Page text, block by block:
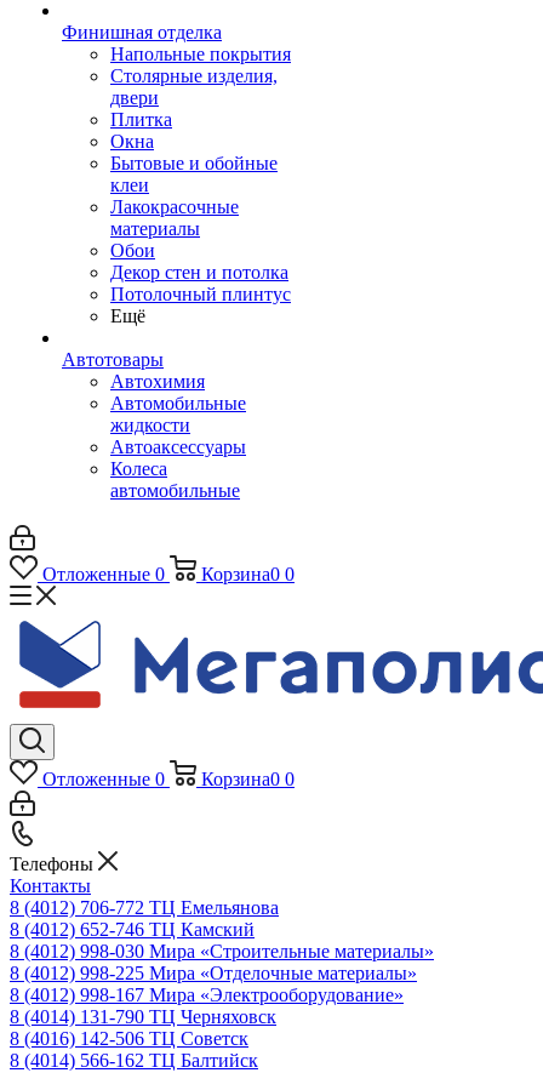
Финишная отделка
Напольные покрытия
Столярные изделия,
двери
Плитка
Окна
Бытовые и обойные
клеи
Лакокрасочные
материалы
Обои
Декор стен и потолка
Потолочный плинтус
Ещё
Автотовары
Автохимия
Автомобильные
жидкости
Автоаксессуары
Колеса
автомобильные
Отложенные 0 Корзина0 0
Отложенные 0 Корзина0 0
Телефоны
Контакты
8 (4012) 706-772 ТЦ Емельянова
8 (4012) 652-746 ТЦ Камский
8 (4012) 998-030 Мира «Строительные материалы»
8 (4012) 998-225 Мира «Отделочные материалы»
8 (4012) 998-167 Мира «Электрооборудование»
8 (4014) 131-790 ТЦ Черняховск
8 (4016) 142-506 ТЦ Советск
8 (4014) 566-162 ТЦ Балтийск